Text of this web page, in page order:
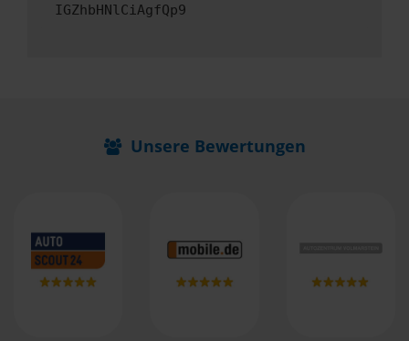
IGZhbHNlCiAgfQp9
Unsere Bewertungen